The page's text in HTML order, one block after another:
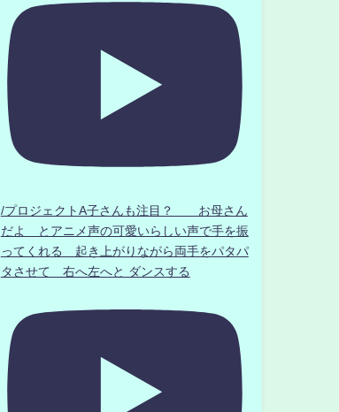
/プロジェクトA子さんも注目？ お母さん
だよ とアニメ声の可愛いらしい声で手を振
ってくれる 起き上がりながら両手をパタパ
タさせて 右へ左へと ダンスする